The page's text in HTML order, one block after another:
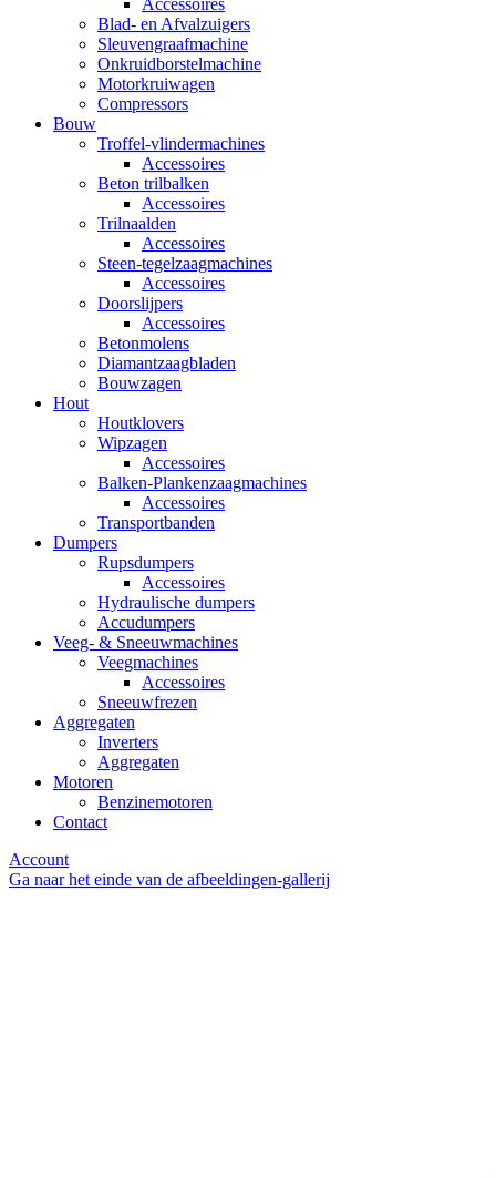
Blad- en Afvalzuigers
Sleuvengraafmachine
Onkruidborstelmachine
Motorkruiwagen
Compressors
Bouw
Troffel-vlindermachines
Accessoires
Beton trilbalken
Accessoires
Trilnaalden
Accessoires
Steen-tegelzaagmachines
Accessoires
Doorslijpers
Accessoires
Betonmolens
Diamantzaagbladen
Bouwzagen
Hout
Houtklovers
Wipzagen
Accessoires
Balken-Plankenzaagmachines
Accessoires
Transportbanden
Dumpers
Rupsdumpers
Accessoires
Hydraulische dumpers
Accudumpers
Veeg- & Sneeuwmachines
Veegmachines
Accessoires
Sneeuwfrezen
Aggregaten
Inverters
Aggregaten
Motoren
Benzinemotoren
Contact
Account
Ga naar het einde van de afbeeldingen-gallerij